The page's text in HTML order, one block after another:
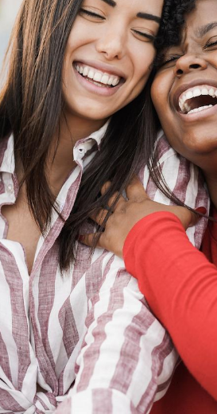
Chikungunya, dengue,
West Nile : que se passe-
t-il dans le sud de la
France ?
Les médicaments GLP-1
protègent-ils aussi les os
?
Cytomégalovirus : ce qui
change dans la prise en
charge des femmes
enceintes